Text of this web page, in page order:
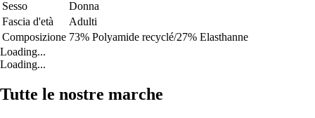
Sesso
Donna
Fascia d'età
Adulti
Composizione 73% Polyamide recyclé/27% Elasthanne
Loading...
Loading...
Tutte le nostre marche